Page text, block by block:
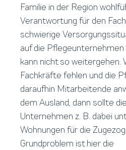
Familie in der Region
Verantwortung für den
schwierige
auf die
kann nicht so weitergehen.
Fachkräfte fehlen und die
daraufhin Mitarbeitende
dem Ausland, dann sollte
Unternehmen z. B. dabei
Wohnungen für die
Grundproblem ist hier die